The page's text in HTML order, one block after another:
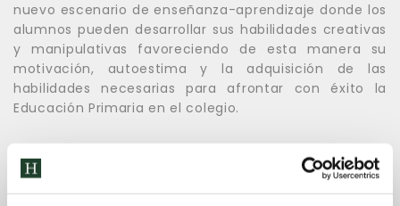
nuevo escenario de enseñanza-aprendizaje donde los
alumnos pueden desarrollar sus habilidades creativas
y manipulativas favoreciendo de esta manera su
motivación, autoestima y la adquisición de las
habilidades necesarias para afrontar con éxito la
Educación Primaria en el colegio.
Metodología de Trabajo por